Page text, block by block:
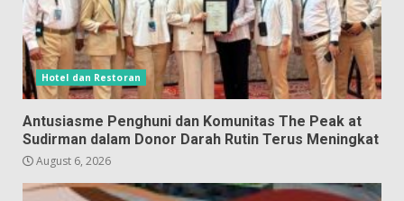
Hotel dan Restoran
Antusiasme Penghuni dan Komunitas The Peak at
Sudirman dalam Donor Darah Rutin Terus Meningkat
August 6, 2026